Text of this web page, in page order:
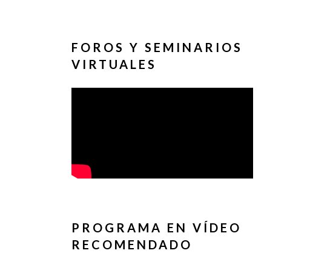
FOROS Y SEMINARIOS
VIRTUALES
PROGRAMA EN VÍDEO
RECOMENDADO